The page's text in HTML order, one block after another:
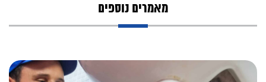
מאמרים נוספים